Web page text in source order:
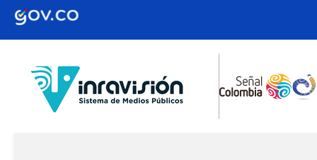
Pasar al contenido principal